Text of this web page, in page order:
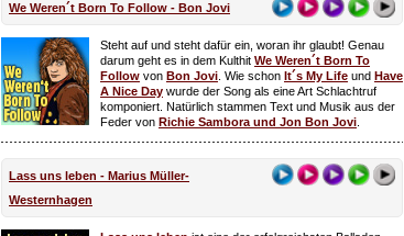
We Weren´t Born To Follow - Bon Jovi
Steht auf und steht dafür ein, woran ihr glaubt! Genau
darum geht es in dem Kulthit We Weren´t Born To
Follow von Bon Jovi . Wie schon It´s My Life und Have
A Nice Day wurde der Song als eine Art Schlachtruf
komponiert. Natürlich stammen Text und Musik aus der
Feder von Richie Sambora und Jon Bon Jovi
Lass uns leben - Marius Müller-
Westernhagen